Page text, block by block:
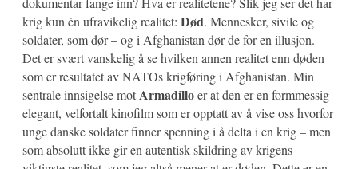
krig kun én ufravikelig realitet: Død. Mennesker, sivile og
soldater, som dør – og i Afghanistan dør de for en illusjon.
Det er svært vanskelig å se hvilken annen realitet enn døden
som er resultatet av NATOs krigføring i Afghanistan. Min
sentrale innsigelse motArmadilloer at den er en formmessig
elegant, velfortalt kinofilm som er opptatt av å vise oss hvorfor
unge danske soldater finner spenning i å delta i en krig – men
som absolutt ikke gir en autentisk skildring av krigens